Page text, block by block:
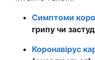
Симптоми
грипу чи
Коронавірус